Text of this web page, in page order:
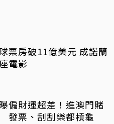
票房破11億美元 成諾蘭
電影
偏財運超差！進澳門賭
發票、刮刮樂都槓龜